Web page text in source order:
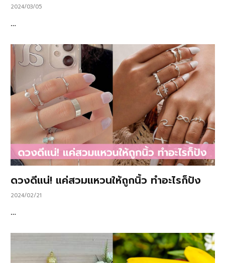
2024/03/05
…
ดวงดีแน่! แค่สวมแหวนให้ถูกนิ้ว ทำอะไรก็ปัง
2024/02/21
…